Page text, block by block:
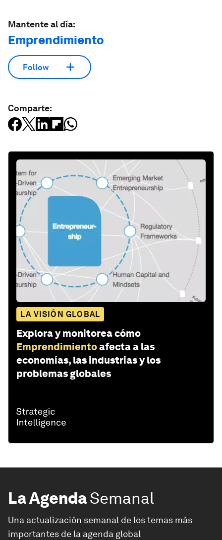
Mantente al día:
Emprendimiento
Follow
Comparte:
LA VISIÓN GLOBAL
Explora y monitorea cómo
Emprendimientoafecta a las
economías, las industrias y los
problemas globales
La AgendaSemanal
Una actualización semanal de los temas más
importantes de la agenda global